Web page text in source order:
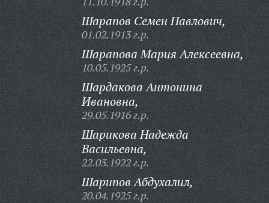
Шарапов Семен Павлович,
01.02.1913 г.р.
Шарапова Мария Алексеевна,
10.05.1925 г.р.
Шардакова Антонина
Ивановна,
29.05.1916 г.р.
Шарикова Надежда
Васильевна,
22.03.1922 г.р.
Шарипов Абдухалил,
20.04.1925 г.р.